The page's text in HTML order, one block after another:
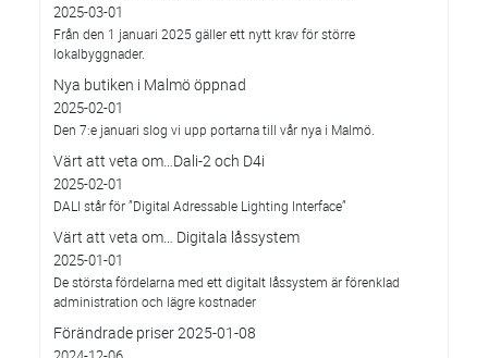
2025-03-01
Från den 1 januari 2025 gäller ett nytt krav för större
lokalbyggnader.
Nya butiken i Malmö öppnad
2025-02-01
Den 7:e januari slog vi upp portarna till vår nya i Malmö.
Värt att veta om…Dali-2 och D4i
2025-02-01
DALI står för ”Digital Adressable Lighting Interface”
Värt att veta om… Digitala låssystem
2025-01-01
De största fördelarna med ett digitalt låssystem är förenklad
administration och lägre kostnader
Förändrade priser 2025-01-08